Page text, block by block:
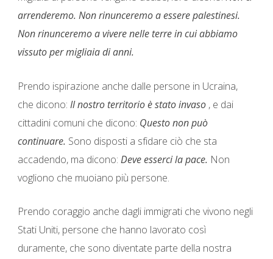
arrenderemo. Non rinunceremo a essere palestinesi.
Non rinunceremo a vivere nelle terre in cui abbiamo
vissuto per migliaia di anni.
Prendo ispirazione anche dalle persone in Ucraina,
che dicono:Il nostro territorio è stato invaso , e dai
cittadini comuni che dicono: Questo non può
continuare. Sono disposti a sfidare ciò che sta
accadendo, ma dicono:Deve esserci la pace. Non
vogliono che muoiano più persone.
Prendo coraggio anche dagli immigrati che vivono negli
Stati Uniti, persone che hanno lavorato così
duramente, che sono diventate parte della nostra